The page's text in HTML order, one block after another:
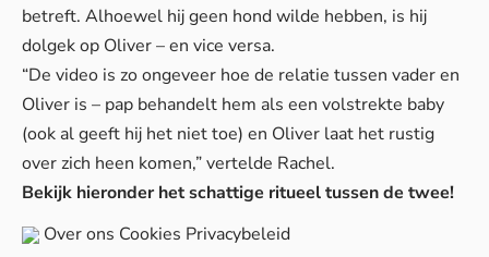
betreft. Alhoewel hij geen hond wilde hebben, is hij
dolgek op Oliver – en vice versa.
“De video is zo ongeveer hoe de relatie tussen vader en
Oliver is – pap behandelt hem als een volstrekte baby
(ook al geeft hij het niet toe) en Oliver laat het rustig
over zich heen komen,” vertelde Rachel.
Bekijk hieronder het schattige ritueel tussen de twee!
Over ons Cookies Privacybeleid